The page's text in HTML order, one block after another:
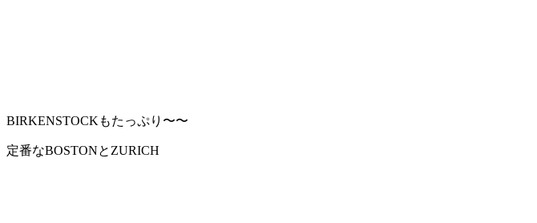
BIRKENSTOCKもたっぷり〜〜
定番なBOSTONとZURICH